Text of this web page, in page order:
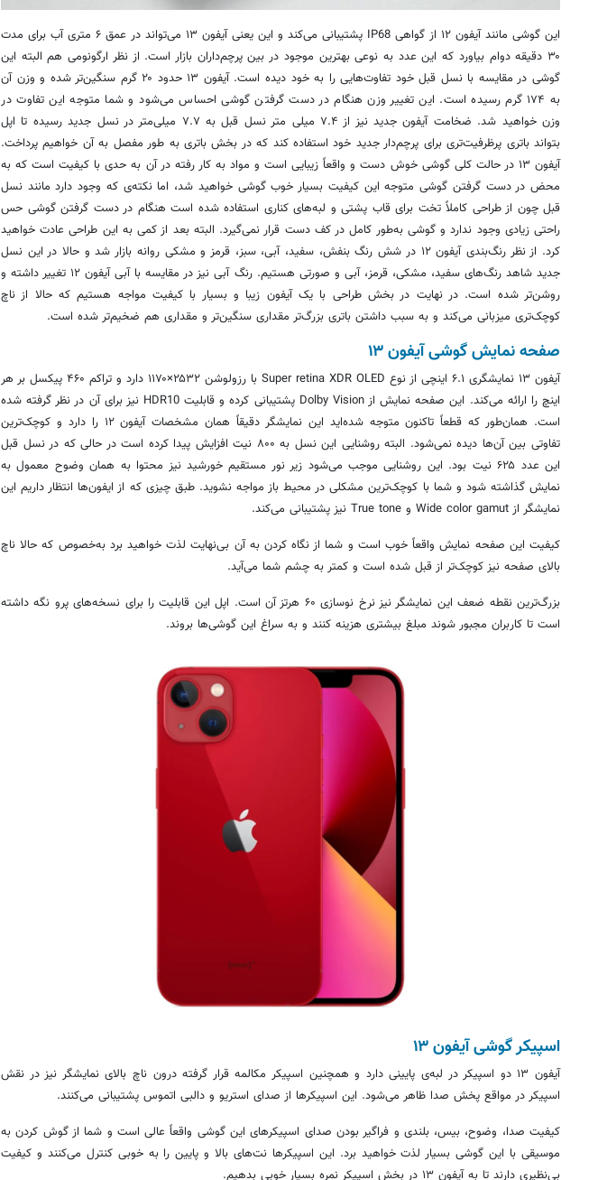
این گوشی مانند آیفون ۱۲ از گواهی IP68 پشتیبانی می‌کند و این یعنی آیفون ۱۳ می‌تواند در عمق ۶ متری آب برای مدت
۳۰ دقیقه دوام بیاورد که این عدد به نوعی بهترین موجود در بین پرچم‌داران بازار است. از نظر ارگونومی هم البته این
گوشی در مقایسه با نسل قبل خود تفاوت‌هایی را به خود دیده است. آیفون ۱۳ حدود ۲۰ گرم سنگین‌تر شده و وزن آن
به ۱۷۴ گرم رسیده است. این تغییر وزن هنگام در دست گرفتن گوشی احساس می‌شود و شما متوجه این تفاوت در
وزن خواهید شد. ضخامت آیفون جدید نیز از ۷.۴ میلی متر نسل قبل به ۷.۷ میلی‌متر در نسل جدید رسیده تا اپل
بتواند باتری پرظرفیت‌تری برای پرچم‌دار جدید خود استفاده کند که در بخش باتری به طور مفصل به آن خواهیم پرداخت.
آیفون ۱۳ در حالت کلی گوشی خوش دست و واقعاً زیبایی است و مواد به کار رفته در آن به حدی با کیفیت است که به
محض در دست گرفتن گوشی متوجه این کیفیت بسیار خوب گوشی خواهید شد، اما نکته‌ی که وجود دارد مانند نسل
قبل چون از طراحی کاملاً تخت برای قاب پشتی و لبه‌های کناری استفاده شده است هنگام در دست گرفتن گوشی حس
راحتی زیادی وجود ندارد و گوشی به‌طور کامل در کف دست قرار نمی‌گیرد. البته بعد از کمی به این طراحی عادت خواهید
کرد. از نظر رنگ‌بندی آیفون ۱۲ در شش رنگ بنفش، سفید، آبی، سبز، قرمز و مشکی روانه بازار شد و حالا در این نسل
جدید شاهد رنگ‌های سفید، مشکی، قرمز، آبی و صورتی هستیم. رنگ آبی نیز در مقایسه با آبی آیفون ۱۲ تغییر داشته و
روشن‌تر شده است. در نهایت در بخش طراحی با یک آیفون زیبا و بسیار با کیفیت مواجه هستیم که حالا از ناچ
کوچک‌تری میزبانی می‌کند و به سبب داشتن باتری بزرگ‌تر مقداری سنگین‌تر و مقداری هم ضخیم‌تر شده است.
صفحه نمایش گوشی آیفون ۱۳
آیفون ۱۳ نمایشگری ۶.۱ اینچی از نوع Super retina XDR OLED با رزولوشن ۲۵۳۲×۱۱۷۰ دارد و تراکم ۴۶۰ پیکسل بر هر
اینچ را ارائه می‌کند. این صفحه نمایش از Dolby Vision پشتیبانی کرده و قابلیت HDR10 نیز برای آن در نظر گرفته شده
است. همان‌طور که قطعاً تاکنون متوجه شده‌اید این نمایشگر دقیقاً همان مشخصات آیفون ۱۲ را دارد و کوچک‌ترین
تفاوتی بین آن‌ها دیده نمی‌شود. البته روشنایی این نسل به ۸۰۰ نیت افزایش پیدا کرده است در حالی که در نسل قبل
این عدد ۶۲۵ نیت بود. این روشنایی موجب می‌شود زیر نور مستقیم خورشید نیز محتوا به همان وضوح معمول به
نمایش گذاشته شود و شما با کوچک‌ترین مشکلی در محیط باز مواجه نشوید. طبق چیزی که از ایفون‌ها انتظار داریم این
نمایشگر از Wide color gamut و True tone نیز پشتیبانی می‌کند.
کیفیت این صفحه نمایش واقعاً خوب است و شما از نگاه کردن به آن بی‌نهایت لذت خواهید برد به‌خصوص که حالا ناچ
بالای صفحه نیز کوچک‌تر از قبل شده است و کمتر به چشم شما می‌آید.
بزرگ‌ترین نقطه ضعف این نمایشگر نیز نرخ نوسازی ۶۰ هرتز آن است. اپل این قابلیت را برای نسخه‌های پرو نگه داشته
است تا کاربران مجبور شوند مبلغ بیشتری هزینه کنند و به سراغ این گوشی‌ها بروند.
اسپیکر گوشی آیفون ۱۳
آیفون ۱۳ دو اسپیکر در لبه‌ی پایینی دارد و همچنین اسپیکر مکالمه قرار گرفته درون ناچ بالای نمایشگر نیز در نقش
اسپیکر در مواقع پخش صدا ظاهر می‌شود. این اسپیکرها از صدای استریو و دالبی اتموس پشتیبانی می‌کنند.
کیفیت صدا، وضوح، بیس، بلندی و فراگیر بودن صدای اسپیکرهایاین گوشی واقعاً عالی است و شما از گوش کردن به
موسیقی با این گوشی بسیار لذت خواهید برد. این اسپیکرها نت‌های بالا و پایین را به خوبی کنترل می‌کنند و کیفیت
بی‌نظیری دارند تا به آیفون ۱۳ در بخش اسپیکر نمره بسیار خوبی بدهیم.